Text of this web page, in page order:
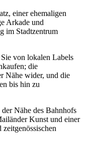
einer ehemaligen
Arkade und
im Stadtzentrum
von lokalen Labels
die
Nähe wider, und die
bis hin zu
Nähe des Bahnhofs
Kunst und einer